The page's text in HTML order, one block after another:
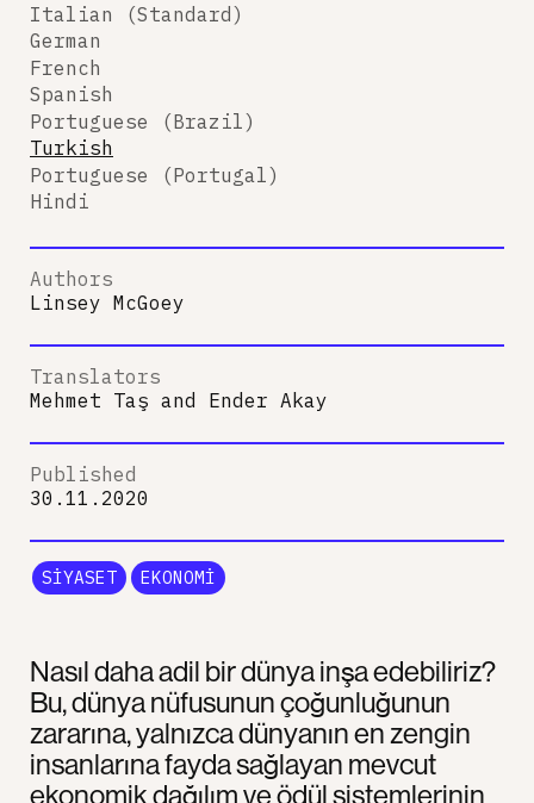
Nasıl daha adil bir dünya inşa edebiliriz?
Bu, dünya nüfusunun çoğunluğunun
zararına, yalnızca dünyanın en zengin
insanlarına fayda sağlayan mevcut
ekonomik dağılım ve ödül sistemlerinin
Italian (Standard)
German
French
Spanish
Portuguese (Brazil)
Turkish
Portuguese (Portugal)
Hindi
Authors
Linsey McGoey
Translators
Mehmet Taş and Ender Akay
Published
30.11.2020
SIYASET EKONOMI